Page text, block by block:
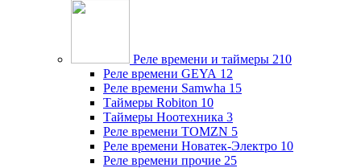
Реле времени и таймеры 210
Реле времени GEYA 12
Реле времени Samwha 15
Таймеры Robiton 10
Таймеры Ноотехника 3
Реле времени TOMZN 5
Реле времени Новатек-Электро 10
Реле времени прочие 25